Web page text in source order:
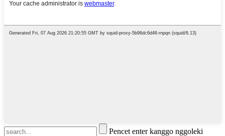
Pencet enter kanggo nggoleki